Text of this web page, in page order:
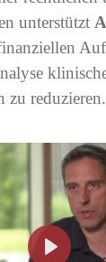
unterstützt
zu reduzieren.